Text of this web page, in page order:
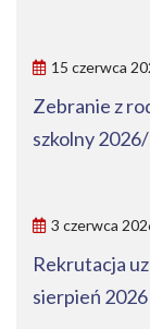
15 czerwca
Zebranie z
szkolny
3 czerwca
Rekrutacja
sierpień 2026